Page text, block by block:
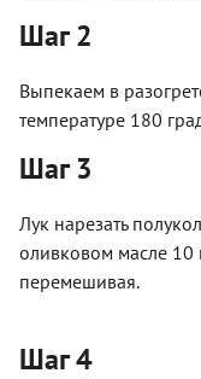
Шаг 2
Выпекаем в
температуре 180
Шаг 3
Лук нарезать
оливковом масле 10
перемешивая.
Шаг 4